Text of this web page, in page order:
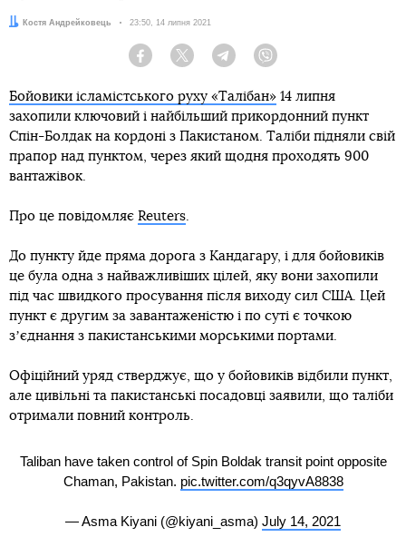
Автор:Костя Андрейковець Дата:
23:50, 14 липня 2021
Facebook Twitter Telegram
Бойовики ісламістського руху «Талібан» 14 липня
захопили ключовий і найбільший прикордонний пункт
Спін-Болдак на кордоні з Пакистаном. Таліби підняли свій
прапор над пунктом, через який щодня проходять 900
вантажівок.
Про це повідомляє Reuters.
До пункту йде пряма дорога з Кандагару, і для бойовиків
це була одна з найважливіших цілей, яку вони захопили
під час швидкого просування після виходу сил США. Цей
пункт є другим за завантаженістю і по суті є точкою
зʼєднання з пакистанськими морськими портами.
Офіційний уряд стверджує, що у бойовиків відбили пункт,
але цивільні та пакистанські посадовці заявили, що таліби
отримали повний контроль.
Taliban have taken control of Spin Boldak transit point opposite
Chaman, Pakistan. pic.twitter.com/q3qyvA8838
— Asma Kiyani (@kiyani_asma) July 14, 2021